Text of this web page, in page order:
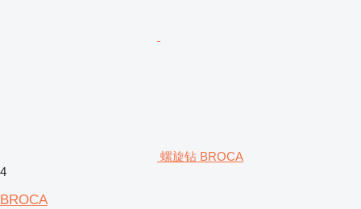
螺旋钻 BROCA
4
BROCA